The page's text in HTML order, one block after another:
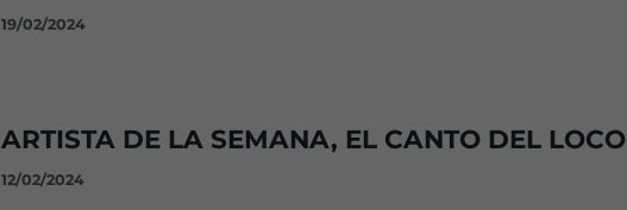
19/02/2024
ARTISTA DE LA SEMANA, EL CANTO DEL LOCO
12/02/2024